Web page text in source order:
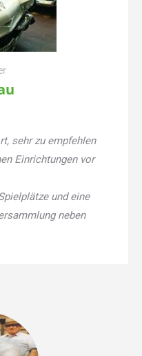
sehr zu empfehlen
Einrichtungen vor
und eine
neben